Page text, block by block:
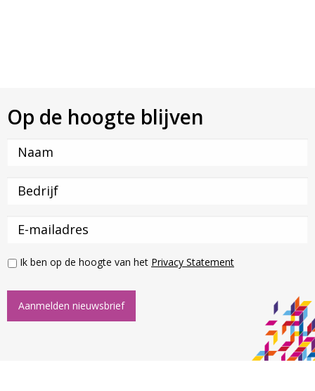
Op de hoogte blijven
Ik ben op de hoogte van het Privacy Statement
Aanmelden nieuwsbrief